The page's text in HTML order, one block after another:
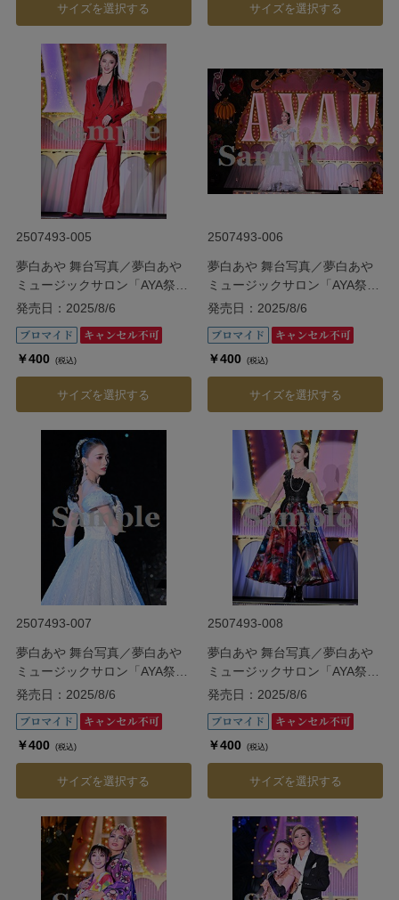
サイズを選択する サイズを選択する
2507493-005
夢白あや 舞台写真／夢白あや
ミュージックサロン「AYA祭
り!!」
発売日：2025/8/6
￥400 (税込)
サイズを選択する
2507493-006
夢白あや 舞台写真／夢白あや
ミュージックサロン「AYA祭
り!!」
発売日：2025/8/6
￥400 (税込)
サイズを選択する
2507493-007
夢白あや 舞台写真／夢白あや
ミュージックサロン「AYA祭
り!!」
発売日：2025/8/6
￥400 (税込)
サイズを選択する
2507493-008
夢白あや 舞台写真／夢白あや
ミュージックサロン「AYA祭
り!!」
発売日：2025/8/6
￥400 (税込)
サイズを選択する